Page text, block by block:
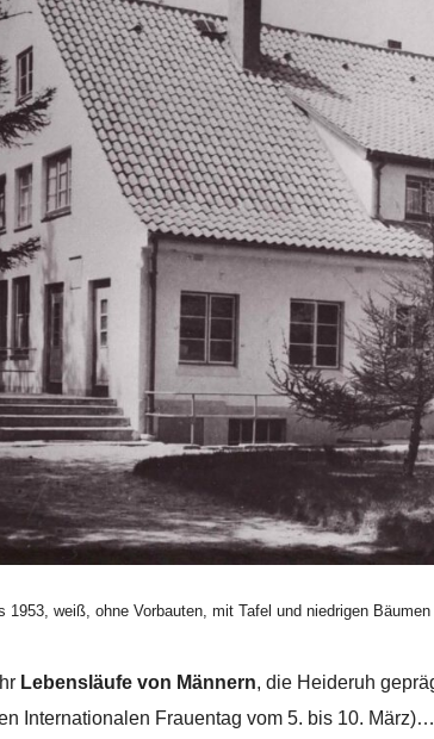
1953, weiß, ohne Vorbauten, mit Tafel und niedrigen Bäumen
Lebensläufe von Männern, die Heideruh
Internationalen Frauentag vom 5. bis 10. März)…